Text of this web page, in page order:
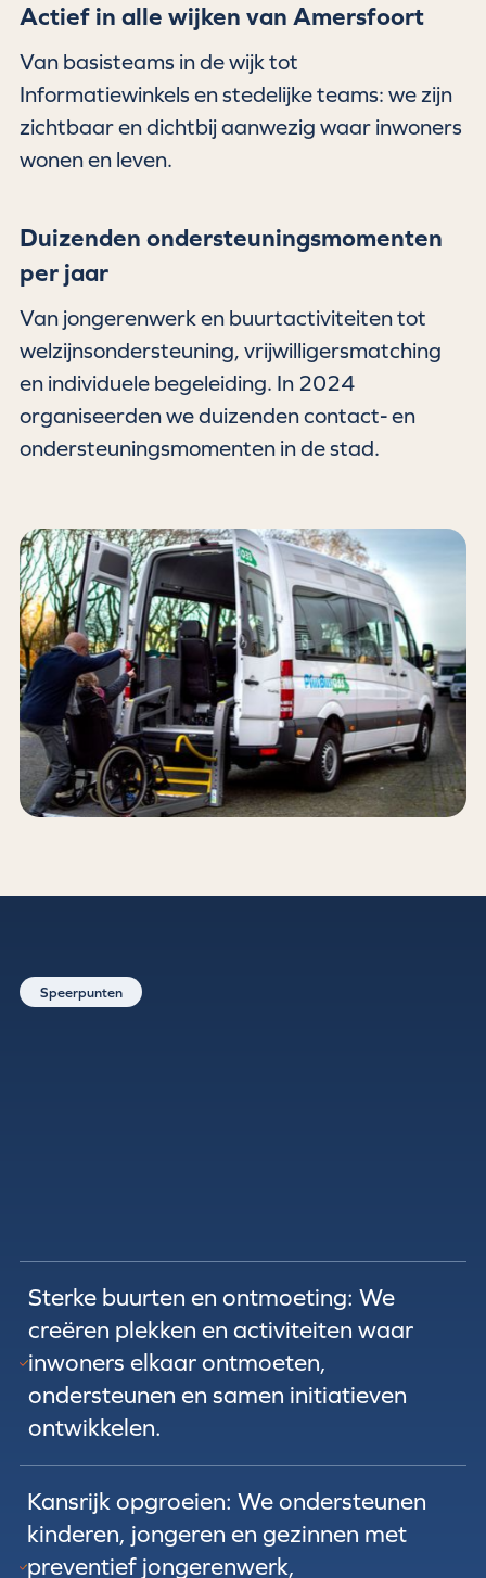
Actief in alle wijken van Amersfoort
Van basisteams in de wijk tot
Informatiewinkels en stedelijke teams: we zijn
zichtbaar en dichtbij aanwezig waar inwoners
wonen en leven.
Duizenden ondersteuningsmomenten
per jaar
Van jongerenwerk en buurtactiviteiten tot
welzijnsondersteuning, vrijwilligersmatching
en individuele begeleiding. In 2024
organiseerden we duizenden contact- en
ondersteuningsmomenten in de stad.
Speerpunten
Sterke buurten en ontmoeting: We
creëren plekken en activiteiten waar
inwoners elkaar ontmoeten,
ondersteunen en samen initiatieven
ontwikkelen.
Kansrijk opgroeien: We ondersteunen
kinderen, jongeren en gezinnen met
preventief jongerenwerk,